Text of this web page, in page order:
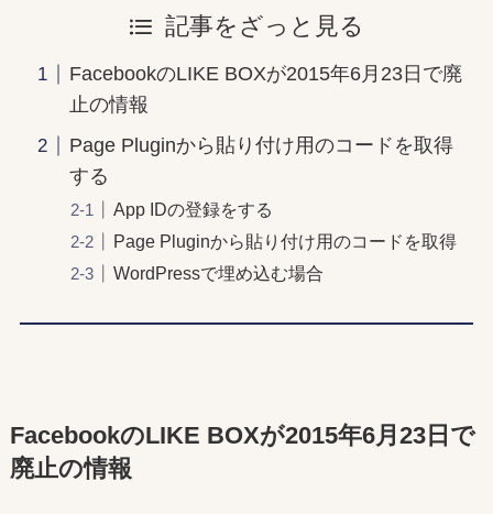
記事をざっと見る
FacebookのLIKE BOXが2015年6月23日で廃
止の情報
Page Pluginから貼り付け用のコードを取得
する
App IDの登録をする
Page Pluginから貼り付け用のコードを取得
WordPressで埋め込む場合
FacebookのLIKE BOXが2015年6月23日で
廃止の情報